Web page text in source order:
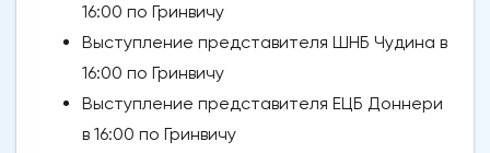
16:00 по Гринвичу
Выступление представителя ШНБ Чудина в
16:00 по Гринвичу
Выступление представителя ЕЦБ Доннери
в 16:00 по Гринвичу